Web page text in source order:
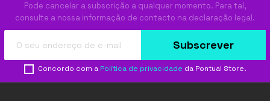
Pode cancelar a subscrição a qualquer momento. Para tal,
consulte a nossa informação de contacto na declaração legal.
Subscrever
Concordo com a Política de privacidade da Pontual Store.